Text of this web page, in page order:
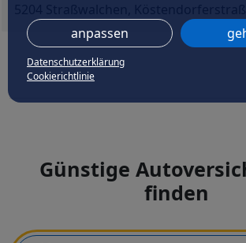
anpassen
Datenschutzerklärung
Cookierichtlinie
Günstige
finden